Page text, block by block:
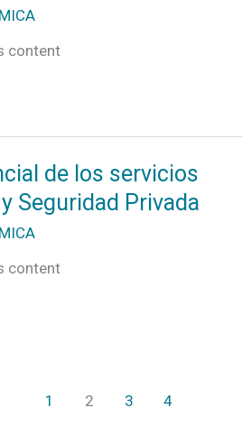
content
de los servicios
Seguridad Privada
content
1 2 3 4